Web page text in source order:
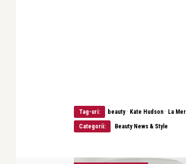
Tag-uri: beauty· Kate Hudson · La Mer
Categorii: Beauty News & Style